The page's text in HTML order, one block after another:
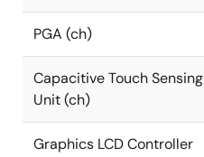
PGA (ch)
Capacitive Touch Sensing
Unit (ch)
Graphics LCD Controller